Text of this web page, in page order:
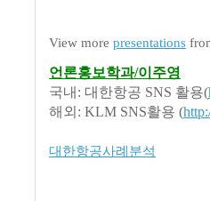
View more presentations
언론홍보학과/이주영
국내: 대한항공 SNS 활용(
해외: KLM SNS활용 (
대한항공사례분석